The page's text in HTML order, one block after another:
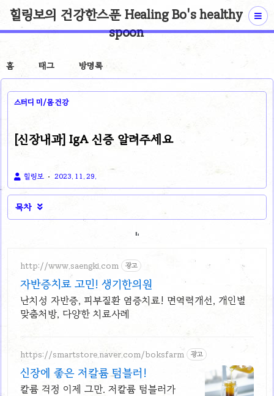
힐링보의 건강한스푼 Healing Bo's healthy
spoon
홈 태그 방명록
스터디 미/몸 건강
[신장내과] IgA 신증 알려주세요
힐링보 2023. 11. 29.
목차 
http://www.saengki.com 광고
자반증치료 고민! 생기한의원
난치성 자반증, 피부질환 염증치료! 면역력개선, 개인별
맞춤처방, 다양한 치료사례
https://smartstore.naver.com/boksfarm 광고
신장에 좋은 저칼륨 텀블러!
칼륨 걱정 이제 그만. 저칼륨 텀블러가